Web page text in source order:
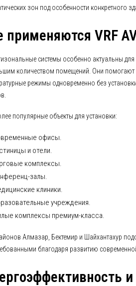
зон под особенности конкретного
применяются VRF
системы особенно актуальны
количеством помещений. Они помогают
режимы одновременно без
популярные объекты для установки:
офисы.
и отели.
комплексы.
залы.
клиники.
учреждения.
комплексы премиум-класса.
Алмазар, Бектемир и Шайхантахур
благодаря развитию